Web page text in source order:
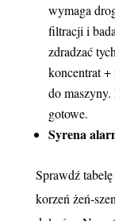
wymaga
filtracji i
zdradzać
koncentrat +
do
gotowe.
Syrena
Sprawdź
korzeń